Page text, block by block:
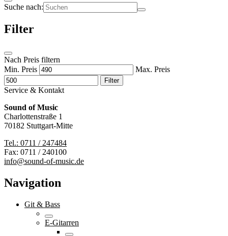
Suche nach:
Filter
Nach Preis filtern
Min. Preis
Max. Preis
Filter
Service & Kontakt
Sound of Music
Charlottenstraße 1
70182 Stuttgart-Mitte
Tel.: 0711 / 247484
Fax: 0711 / 240100
info@sound-of-music.de
Navigation
Git & Bass
E-Gitarren